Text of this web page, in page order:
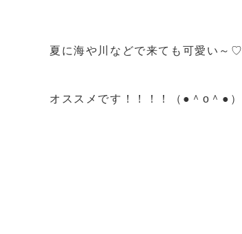
夏に海や川などで来ても可愛い～♡
オススメです！！！！（●＾o＾●）